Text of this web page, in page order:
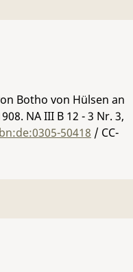
Botho von Hülsen an
NA III B 12 - 3 Nr. 3,
50418 / CC-